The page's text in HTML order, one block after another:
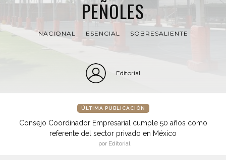
PEÑOLES
NACIONAL ESENCIAL SOBRESALIENTE
Editorial
ÚLTIMA PUBLICACIÓN
Consejo Coordinador Empresarial cumple 50 años como
referente del sector privado en México
por Editorial